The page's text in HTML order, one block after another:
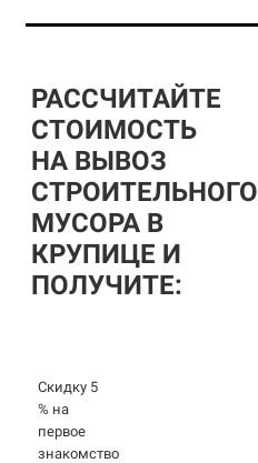
РАССЧИТАЙТЕ
СТОИМОСТЬ
НА ВЫВОЗ
СТРОИТЕЛЬНОГО
МУСОРА В
КРУПИЦЕ И
ПОЛУЧИТЕ:
Скидку 5
% на
первое
знакомство